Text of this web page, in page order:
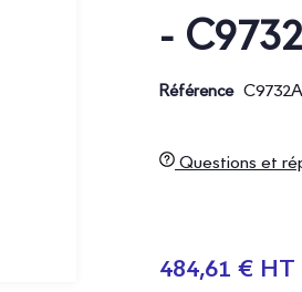
-
Référence C9732A
Questions et
484,61 € HT